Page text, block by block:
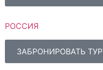
РОССИЯ
ЗАБРОНИРОВАТЬ ТУР